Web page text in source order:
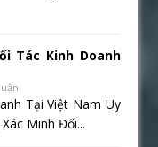
Tác Kinh Doanh
Tại Việt Nam Uy
Minh Đối...